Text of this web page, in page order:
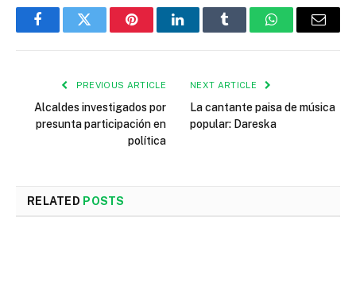
FacebookTwitter PinterestLinkedInTumblr WhatsAppEmail
PREVIOUS ARTICLE
Alcaldes investigados por
presunta participación en
política
NEXT ARTICLE
La cantante paisa de música
popular: Dareska
RELATED POSTS